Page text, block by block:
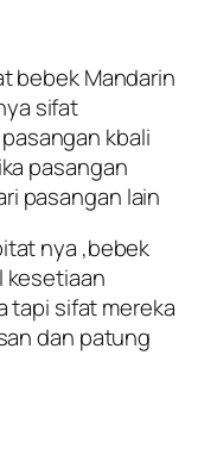
bebek Mandarin
sifat
kbali
pasangan
pasangan lain
nya ,bebek
kesetiaan
tapi sifat mereka
dan patung